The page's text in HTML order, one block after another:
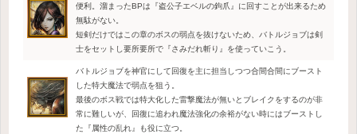
便利。溜まったBPは『盗公子エベルの鉤爪』に回すことが出来るため
無駄がない。
短剣だけではこの章のボスの弱点を抜けないため、バトルジョブは剣
士をセットし要所要所で『さみだれ斬り』を使っていこう。
バトルジョブを神官にして回復を主に担当しつつ合間合間にブースト
した特大魔法で弱点を狙う。
最後のボス戦では特大化した雷撃魔法が無いとブレイクをするのが非
常に難しいが、回復に追われ魔法強化の余裕がない時にはブーストし
た『属性の乱れ』も役に立つ。